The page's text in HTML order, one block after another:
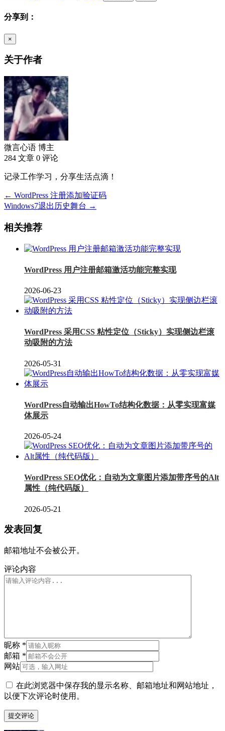
分享到：
×
关于作者
微言心语 博主
284 文章 0 评论
记录工作学习，分享生活点滴！
← WordPress 注册添加验证码
Windows7退出历史舞台 →
相关推荐
WordPress 用户注册邮箱激活功能完整实现
2026-06-23
WordPress 采用CSS 粘性定位（Sticky）实现侧边栏滚
动吸附的方法
2026-05-31
WordPress自动输出HowTo结构化数据：从零实现富媒
体展示
2026-05-24
WordPress SEO优化：自动为文章图片添加带序号的Alt
属性（纯代码版）
2026-05-21
发表回复
邮箱地址不会被公开。
评论内容
昵称 *
邮箱 *
网站
在此浏览器中保存我的显示名称、邮箱地址和网站地址，
以便下次评论时使用。